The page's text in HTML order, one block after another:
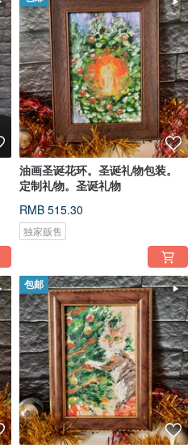
油画圣诞花环。圣诞礼物包装。
定制礼物。圣诞礼物
RMB 515.30
独家贩售
包邮